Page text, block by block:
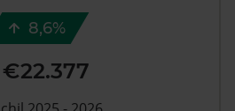
8,6%
€22.377